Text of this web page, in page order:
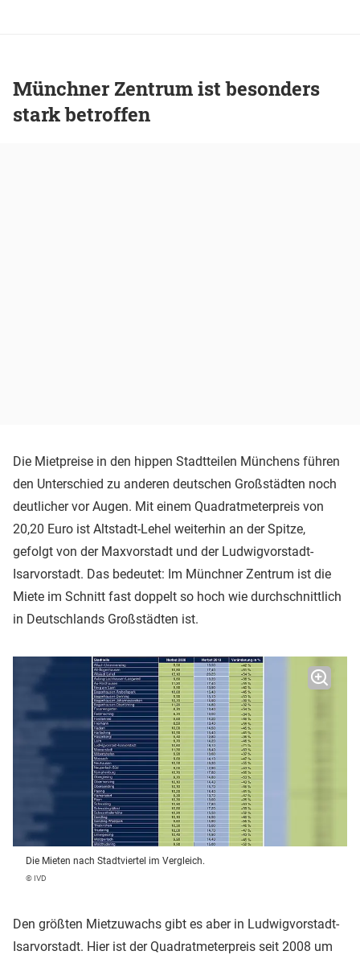
Münchner Zentrum ist besonders
stark betroffen
Die Mietpreise in den hippen Stadtteilen Münchens führen
den Unterschied zu anderen deutschen Großstädten noch
deutlicher vor Augen. Mit einem Quadratmeterpreis von
20,20 Euro ist Altstadt-Lehel weiterhin an der Spitze,
gefolgt von der Maxvorstadt und der Ludwigvorstadt-
Isarvorstadt. Das bedeutet: Im Münchner Zentrum ist die
Miete im Schnitt fast doppelt so hoch wie durchschnittlich
in Deutschlands Großstädten ist.
Die Mieten nach Stadtviertel im Vergleich.
© IVD
Den größten Mietzuwachs gibt es aber in Ludwigvorstadt-
Isarvorstadt. Hier ist der Quadratmeterpreis seit 2008 um